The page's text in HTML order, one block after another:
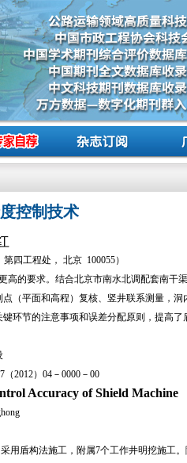
控制技术
四工程处， 北京 100055）
高的要求。结合北京市南水北调配套南干
（平面和高程）复核、竖井联系测量，洞
环节的注意事项和误差分配原则，提高了
（2012）04－0000－00
Accuracy of Shield Machine
用盾构法施工，附属7个工作井明挖施工